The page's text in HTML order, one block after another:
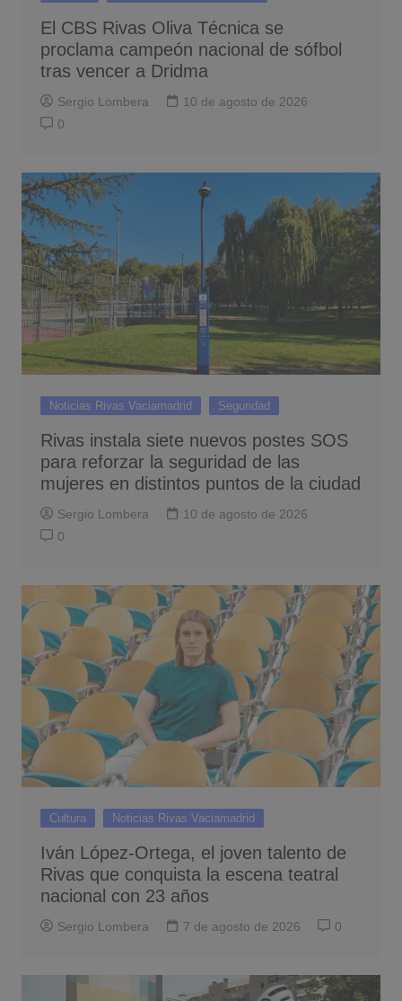
El CBS Rivas Oliva Técnica se
proclama campeón nacional de sófbol
tras vencer a Dridma
Sergio Lombera
10 de agosto de 2026
0
Noticias Rivas Vaciamadrid Seguridad
Rivas instala siete nuevos postes SOS
para reforzar la seguridad de las
mujeres en distintos puntos de la ciudad
Sergio Lombera
10 de agosto de 2026
0
Cultura Noticias Rivas Vaciamadrid
Iván López-Ortega, el joven talento de
Rivas que conquista la escena teatral
nacional con 23 años
Sergio Lombera 7 de agosto de 2026 0